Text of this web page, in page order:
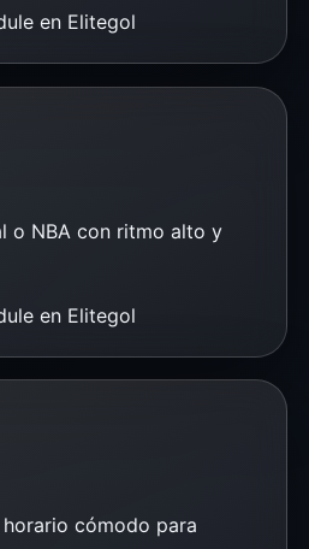
en Elitegol
o NBA con ritmo alto y
en Elitegol
cómodo para